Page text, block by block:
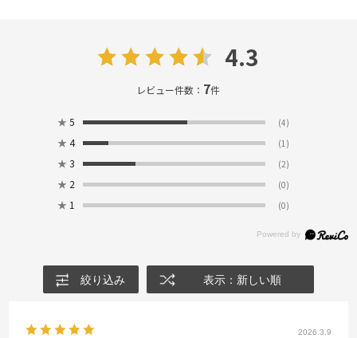
4.3
レビュー件数： 7件
★ 5 (4)
★ 4 (1)
★ 3 (2)
★ 2 (0)
★ 1 (0)
絞り込み 表示：新しい順
2026.3.9